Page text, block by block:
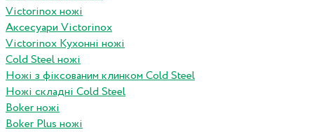
Victorinox ножі
Аксесуари Victorinox
Victorinox Кухонні ножі
Cold Steel ножі
Ножі з фіксованим клинком Cold Steel
Ножі складні Cold Steel
Boker ножі
Boker Plus ножі